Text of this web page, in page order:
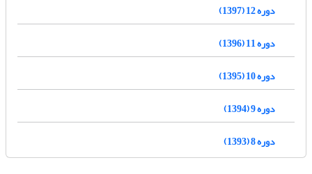
دوره 12 (1397)
دوره 11 (1396)
دوره 10 (1395)
دوره 9 (1394)
دوره 8 (1393)